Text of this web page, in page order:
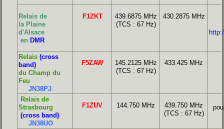
Relais de
la Plaine
d'Alsace
en DMR
F1ZKT
439.6875 MHz
(TCS : 67 Hz)
430.2875 MHz
Relais(cross
band)
du Champ du
Feu
JN38PJ
F5ZAW
145.2125 MHz
(TCS : 67 Hz)
433.425 MHz
Relais de
Strasbourg
(cross band)
JN38UO
F1ZUV 144.750 MHz
439.750 MHz
(TCS : 67 Hz)